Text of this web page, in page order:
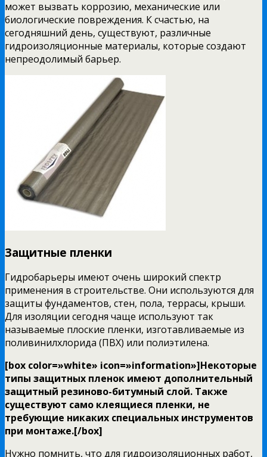
может вызвать коррозию, механические или
биологические повреждения. К счастью, на
сегодняшний день, существуют, различные
гидроизоляционные материалы, которые создают
непреодолимый барьер.
Защитные пленки
Гидробарьеры имеют очень широкий спектр
применения в строительстве. Они используются для
защиты фундаментов, стен, пола, террасы, крыши.
Для изоляции сегодня чаще используют так
называемые плоские пленки, изготавливаемые из
поливинилхлорида (ПВХ) или полиэтилена.
[box color=»white» icon=»information»]Некоторые
типы защитных пленок имеют дополнительный
защитный резиново-битумный слой. Также
существуют само клеящиеся пленки, не
требующие никаких специальных инструментов
при монтаже.[/box]
Нужно помнить, что для гидроизоляционных работ,